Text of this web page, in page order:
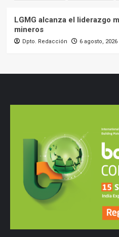
LGMG alcanza el liderazgo
mineros
Dpto. Redacción 6 agosto, 2026